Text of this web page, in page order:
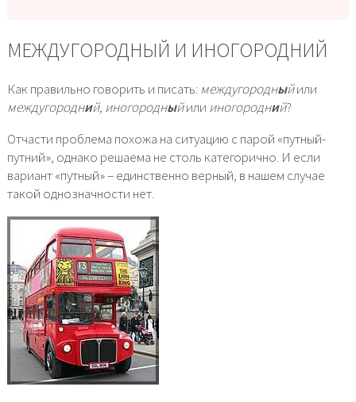
МЕЖДУГОРОДНЫЙ И ИНОГОРОДНИЙ
Как правильно говорить и писать: междугородныйили
междугородний, иногородныйили иногородний?
Отчасти проблема похожа на ситуацию с парой «путный-
путний», однако решаема не столь категорично. И если
вариант «путный» – единственно верный, в нашем случае
такой однозначности нет.